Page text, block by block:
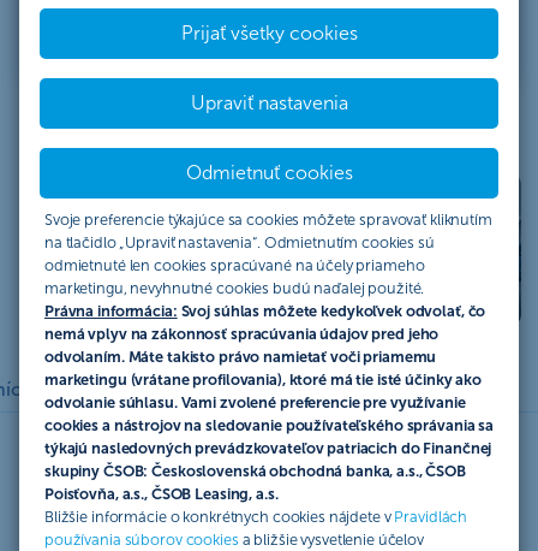
Prijať všetky cookies
Upraviť nastavenia
Odmietnuť cookies
Svoje preferencie týkajúce sa cookies môžete spravovať kliknutím
na tlačidlo „Upraviť nastavenia“. Odmietnutím cookies sú
odmietnuté len cookies spracúvané na účely priameho
marketingu, nevyhnutné cookies budú naďalej použité.
Právna informácia: Svoj súhlas môžete kedykoľvek odvolať, čo
nemá vplyv na zákonnosť spracúvania údajov pred jeho
odvolaním. Máte takisto právo namietať voči priamemu
marketingu (vrátane profilovania), ktoré má tie isté účinky ako
odvolanie súhlasu. Vami zvolené preferencie pre využívanie
cookies a nástrojov na sledovanie používateľského správania sa
týkajú nasledovných prevádzkovateľov patriacich do Finančnej
skupiny ČSOB: Československá obchodná banka, a.s., ČSOB
Poisťovňa, a.s., ČSOB Leasing, a.s.
Bližšie informácie o konkrétnych cookies nájdete v Pravidlách
používania súborov cookies a bližšie vysvetlenie účelov
Leasingová kalkulačka
Auto pre biznis. Bez
úroku.
Pozrieť ponuku
portál Autá a motorky skladom Poradíme Vám
Predmety financovania